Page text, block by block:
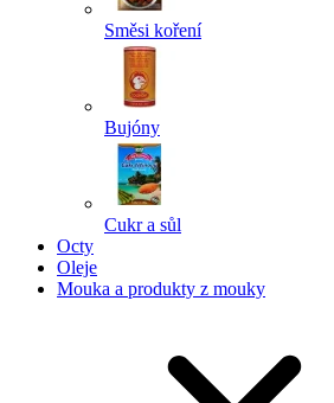
Směsi koření
Bujóny
Cukr a sůl
Octy
Oleje
Mouka a produkty z mouky